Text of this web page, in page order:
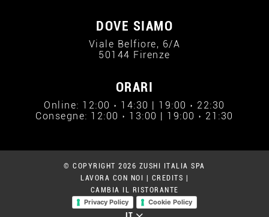
DOVE SIAMO
Viale Belfiore, 6/A
50144 Firenze
ORARI
Online: 12:00 › 14:30 | 19:00 › 22:30
Consegne: 12:00 › 13:00 | 19:00 › 21:30
© COPYRIGHT 2026 ZUSHI ITALIA SPA
LAVORA CON NOI
CREDITS
CAMBIA IL RISTORANTE
Privacy Policy
Cookie Policy